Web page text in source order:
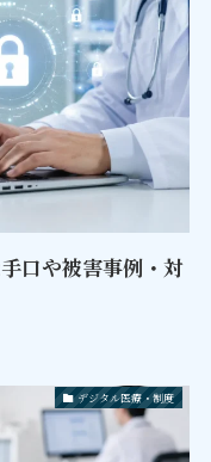
口や被害事例・対
デジタル医療・制度